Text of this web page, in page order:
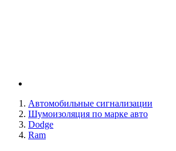
Автомобильные сигнализации
Шумоизоляция по марке авто
Dodge
Ram